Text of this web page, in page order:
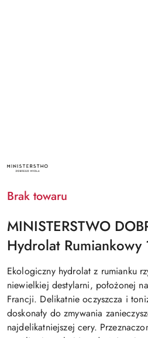
NAZWA
PRODUCENTA:
DOBREGO
MYDŁA
Brak towaru
MINISTERSTWO
Hydrolat Rumiankowy
Ekologiczny hydrolat z rumianku
niewielkiej destylarni, położonej
Francji. Delikatnie oczyszcza i
doskonały do zmywania
najdelikatniejszej cery.